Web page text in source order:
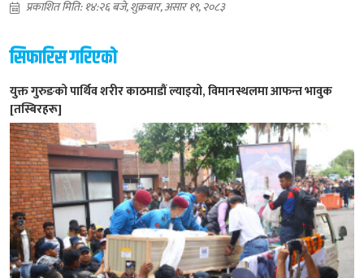
प्रकाशित मिति: १४:२६ बजे, शुक्रबार, असार १९, २०८३
सिफारिस गरिएको
युक्त गुरुङको पार्थिव शरीर काठमाडौं ल्याइयो, विमानस्थलमा आफन्त भावुक
[तस्बिरहरू]